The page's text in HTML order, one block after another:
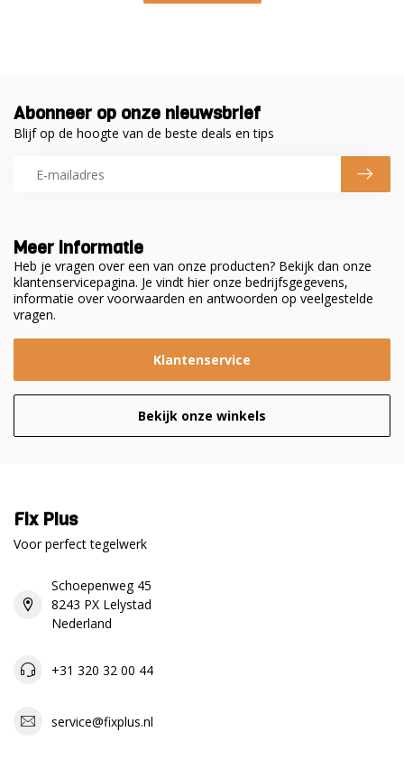
Meer informatie
Heb je vragen over een van onze producten? Bekijk dan onze
klantenservicepagina. Je vindt hier onze bedrijfsgegevens,
informatie over voorwaarden en antwoorden op veelgestelde
vragen.
Klantenservice
Bekijk onze winkels
Abonneer op onze nieuwsbrief
Blijf op de hoogte van de beste deals en tips
Fix Plus
Voor perfect tegelwerk
Schoepenweg 45
8243 PX Lelystad
Nederland
+31 320 32 00 44
service@fixplus.nl